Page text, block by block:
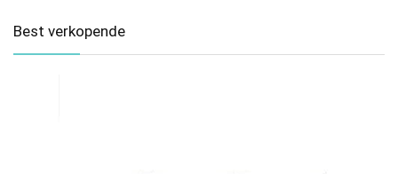
Best verkopende